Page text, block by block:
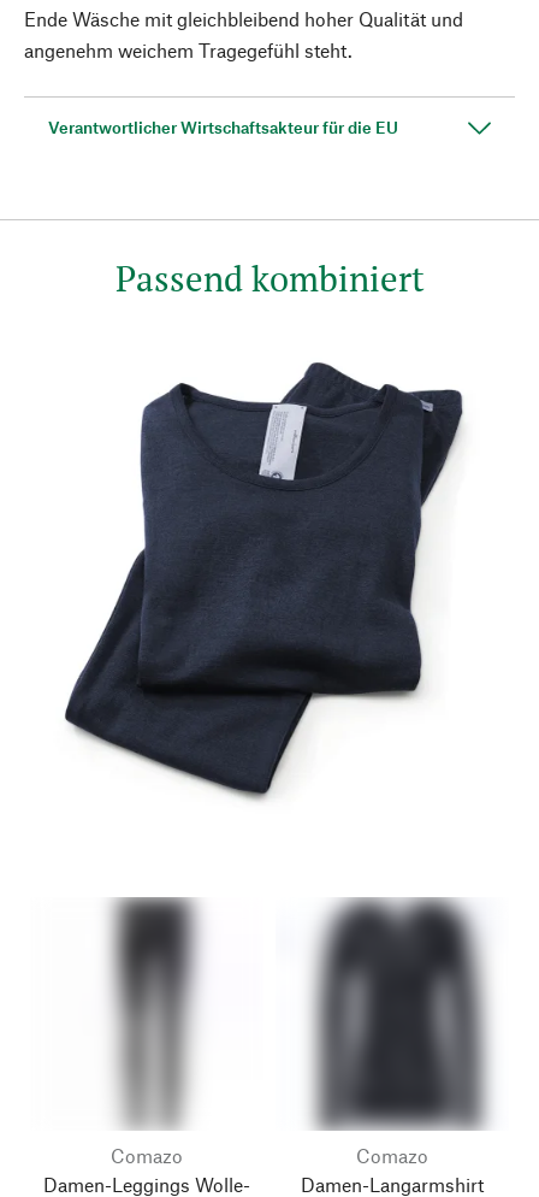
Ende Wäsche mit gleichbleibend hoher Qualität und
angenehm weichem Tragegefühl steht.
Verantwortlicher Wirtschaftsakteur für die EU
Passend kombiniert
Comazo
Damen-Leggings Wolle-
Comazo
Damen-Langarmshirt